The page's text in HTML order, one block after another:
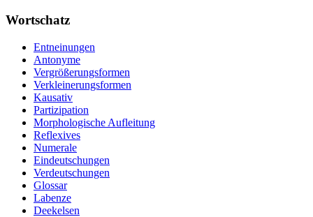
Wortschatz
Entneinungen
Antonyme
Vergrößerungsformen
Verkleinerungsformen
Kausativ
Partizipation
Morphologische Aufleitung
Reflexives
Numerale
Eindeutschungen
Verdeutschungen
Glossar
Labenze
Deekelsen